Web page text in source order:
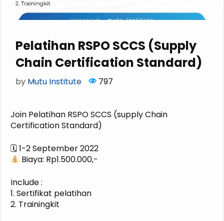
Pelatihan RSPO SCCS (supply
Chain Certification Standard)
by Mutu Institute 797
Join Pelatihan RSPO SCCS (supply Chain
Certification Standard)
🗓 1-2 September 2022
Biaya: Rp1.500.000,-
Include :
1. Sertifikat pelatihan
2. Trainingkit